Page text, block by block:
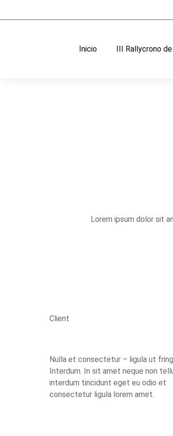
Inicio III Rallycrono
Lorem ipsum dolor sit
Client
Nulla et consectetur – ligula ut
Interdum. In sit amet neque non
interdum tincidunt eget eu odio et
consectetur ligula lorem amet.